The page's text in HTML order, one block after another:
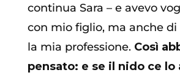
continua Sara – e avevo
con mio figlio, ma anche
la mia professione. Così
pensato: e se il nido ce lo